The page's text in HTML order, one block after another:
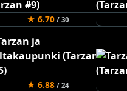
★ 6.70/ 30
★ 6.88/ 24